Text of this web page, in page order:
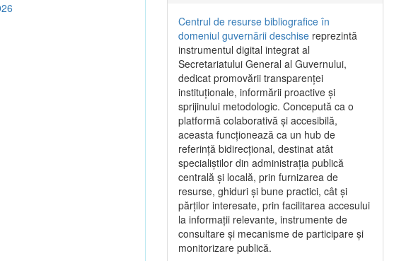
Centrul de resurse bibliografice în
domeniul guvernării deschise reprezintă
instrumentul digital integrat al
Secretariatului General al Guvernului,
dedicat promovării transparenței
instituționale, informării proactive și
sprijinului metodologic. Concepută ca o
platformă colaborativă și accesibilă,
aceasta funcționează ca un hub de
referință bidirecțional, destinat atât
specialiștilor din administrația publică
centrală și locală, prin furnizarea de
resurse, ghiduri și bune practici, cât și
părților interesate, prin facilitarea accesului
la informații relevante, instrumente de
consultare și mecanisme de participare și
monitorizare publică.